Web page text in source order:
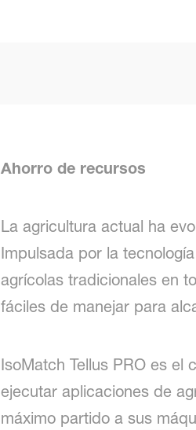
Ahorro de recursos
La agricultura actual ha
Impulsada por la
agrícolas tradicionales en
fáciles de manejar para
IsoMatch Tellus PRO es el
ejecutar aplicaciones de
máximo partido a sus